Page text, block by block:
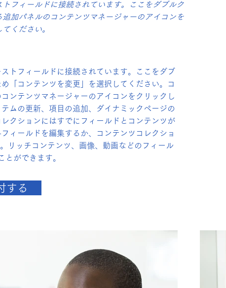
フィールドに接続されています。ここをダブルク
加パネルのコンテンツマネージャーのアイコンを
ください。
トフィールドに接続されています。ここをダブ
「コンテンツを変更」を選択してください。コ
ンテンツマネージャーのアイコンをクリックし
ムの更新、項目の追加、ダイナミックページの
クションにはすでにフィールドとコンテンツが
ィールドを編集するか、コンテンツコレクショ
リッチコンテンツ、画像、動画などのフィール
とができます。
する